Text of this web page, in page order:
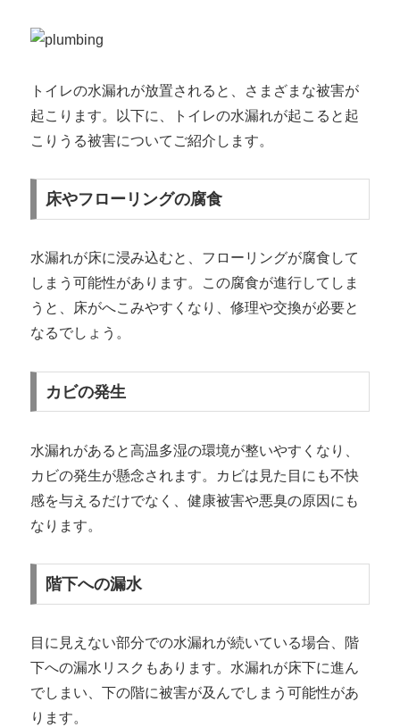
トイレの水漏れが放置されると、さまざまな被害が
起こります。以下に、トイレの水漏れが起こると起
こりうる被害についてご紹介します。
床やフローリングの腐食
水漏れが床に浸み込むと、フローリングが腐食して
しまう可能性があります。この腐食が進行してしま
うと、床がへこみやすくなり、修理や交換が必要と
なるでしょう。
カビの発生
水漏れがあると高温多湿の環境が整いやすくなり、
カビの発生が懸念されます。カビは見た目にも不快
感を与えるだけでなく、健康被害や悪臭の原因にも
なります。
階下への漏水
目に見えない部分での水漏れが続いている場合、階
下への漏水リスクもあります。水漏れが床下に進ん
でしまい、下の階に被害が及んでしまう可能性があ
ります。